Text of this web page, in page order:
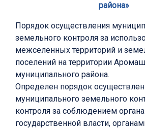
района»
Порядок осуществления
земельного контроля за
межселенных территорий и
поселений на территории
муниципального района.
Определен порядок
муниципального земельного
контроля за соблюдением
государственной власти,